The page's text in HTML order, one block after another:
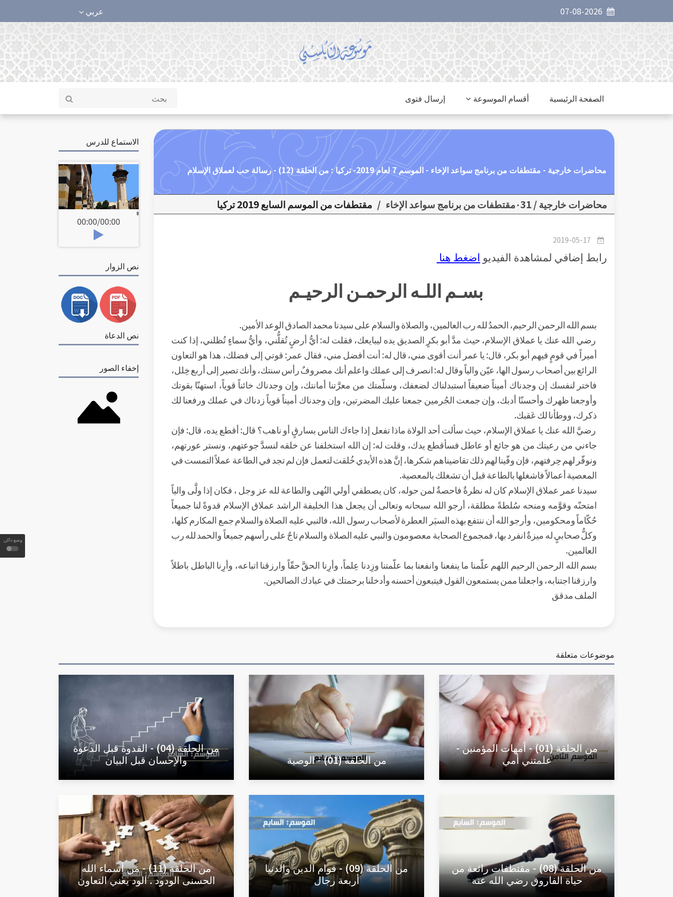
وضع داكن
عربي
الصفحة الرئيسية أقسام الموسوعة إرسال فتوى
محاضرات خارجية - مقتطفات من برنامج سواعد الإخاء - الموسم 7 لعام 2019- تركيا : من الحلقة (12) - رسالة حب لعملاق الإسلام
محاضرات خارجية / ٠31مقتطفات من برنامج سواعد الإخاء / مقتطفات من الموسم السابع 2019 تركيا
2019-05-17
رابط إضافي لمشاهدة الفيديو اضغط هنا
بسـم اللـه الرحمـن الرحيـم
بسم الله الرحمن الرحيم، الحمدُ لله رب العالمين، والصلاة والسلام على سيدنا محمد الصادق الوعد الأمين.
رضي الله عنك يا عملاق الإسلام، حيث مدَّ أبو بكرٍ الصديق يده ليبايعك، فقلت له: أيُّ أرضٍ تُقلُّني، وأيُّ سماءٍ تُظلني، إذا كنت
أميراً في قومٍ فيهم أبو بكر، قال: يا عمر أنت أقوى مني، قال له: أنت أفضل مني، فقال عمر: قوتي إلى فضلك، هذا هو التعاون
الرائع بين أصحاب رسول الها، عيّن والياً وقال له: انصرف إلى عملك واعلم أنك مصروفٌ رأس سنتك، وأنك تصير إلى أربع خِلل،
فاختر لنفسك إن وجدناك أميناً ضعيفاً استبدلناك لضعفك، وسلّمتك من معرَّتنا أمانتك، وإن وجدناك خائناً قوياً، استهنّا بقوتك
وأوجعنا ظهرك وأحسنّا أدبك، وإن جمعت الجُرمين جمعنا عليك المضرتين، وإن وجدناك أميناً قوياً زدناك في عملك ورفعنا لك
ذكرك، ووطأنا لك عَقبك.
رضيَّ الله عنك يا عملاق الإسلام، حيث سألت أحد الولاة ماذا تفعل إذا جاءك الناس بسارقٍ أو ناهب؟ قال: أقطع يده، قال: فإن
جاءني من رعيتك من هو جائع أو عاطل فسأقطع يدك، وقلت له: إن الله استخلفنا عن خلقه لنسدَّ جوعتهم، ونستر عورتهم،
ونوفّر لهم حِرفتهم، فإن وفّينا لهم ذلك تقاضيناهم شكرها، إنَّ هذه الأيدي خُلقت لتعمل فإن لم تجد في الطاعة عملاً التمست في
المعصية أعمالاً فاشغلها بالطاعة قبل أن تشغلك بالمعصية.
سيدنا عمر عملاق الإسلام كان له نظرةٌ فاحصةٌ لمن حوله، كان يصطفي أولي النُهى والطاعة لله عز وجل ، فكان إذا ولَّى والياً
امتحنّه وقوَّمه ومنحه سُلطةً مطلقة، أرجو الله سبحانه وتعالى أن يجعل هذا الخليفة الراشد عملاق الإسلام قدوةً لنا جميعاً
حُكّاماً ومحكومين، وأرجو الله أن ننتفع بهذه السيَر العطرة لأصحاب رسول الله، فالنبي عليه الصلاة والسلام جمع المكارم كلها،
وكلُّ صحابيٍ له ميزةٌ انفرد بها، فمجموع الصحابة معصومون والنبي عليه الصلاة والسلام تاجٌ على رأسهم جميعاً والحمد لله رب
العالمين.
بسم الله الرحمن الرحيم اللهم علّمنا ما ينفعنا وانفعنا بما علّمتنا وزِدنا عِلماً، وأرِنا الحقَّ حقّاً وارزقنا اتباعه، وأرِنا الباطل باطلاً
وارزقنا اجتنابه، واجعلنا ممن يستمعون القول فيتبعون أحسنه وأدخلنا برحمتك في عبادك الصالحين.
الملف مدقق
الاستماع للدرس
00:00/00:00
نص الزوار
نص الدعاة
إخفاء الصور
موضوعات متعلقة
من الحلقة (01) - أمهات المؤمنين -
علمتني أمي
من الحلقة (01) - الوصية
من الحلقة (04) - القدوة قبل الدعوة
والإحسان قبل البيان
من الحلقة (08) - مقتطفات رائعة من
حياة الفاروق رضي الله عنه
من الحلقة (09) - قوام الدين والدنيا
أربعة رجال
من الحلقة (11) - من أسماء الله
الحسنى الودود . الود يعني التعاون